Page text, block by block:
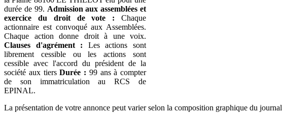
durée de 99. Admission aux assemblées et
exercice du droit de vote : Chaque
actionnaire est convoqué aux Assemblées.
Chaque action donne droit à une voix.
Clauses d'agrément : Les actions sont
librement cessible ou les actions sont
cessible avec l'accord du président de la
société aux tiersDurée : 99 ans à compter
de son immatriculation au RCS de
EPINAL.
La présentation de votre annonce peut varier selon la composition graphique du journal